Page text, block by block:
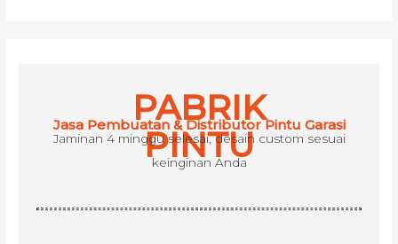
PABRIK
PINTU
Jasa Pembuatan & Distributor Pintu Garasi
Jaminan 4 minggu selesai, desain custom sesuai
keinginan Anda